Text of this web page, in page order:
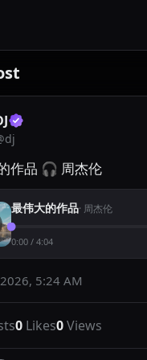
dj
作品 🎧 周杰伦
最伟大的作品· 周杰伦
0:00 / 4:04
5:24 AM
0 Likes0Views